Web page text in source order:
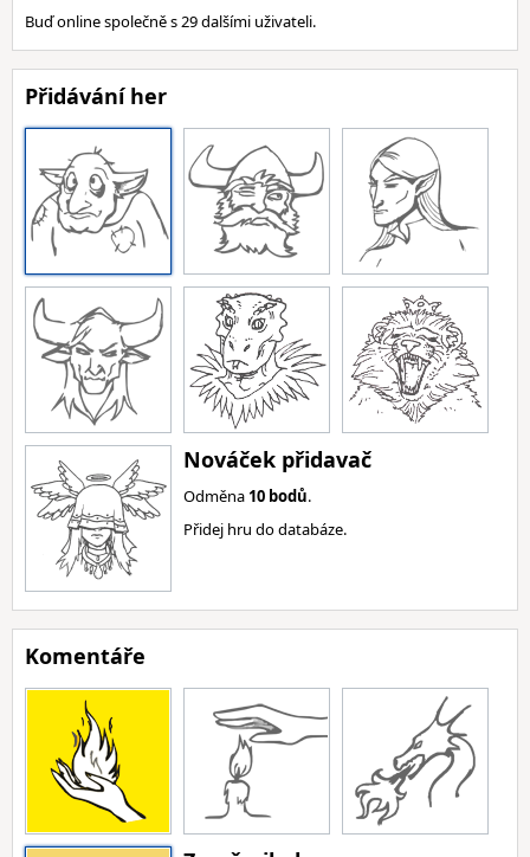
Buď online společně s 29 dalšími uživateli.
Přidávání her
Nováček přidavač
Odměna 10 bodů.
Přidej hru do databáze.
Komentáře